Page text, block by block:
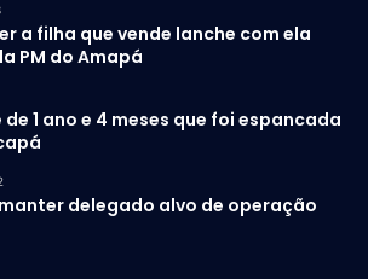
a filha que vende lanche com ela
PM do Amapá
1 ano e 4 meses que foi espancada
delegado alvo de operação